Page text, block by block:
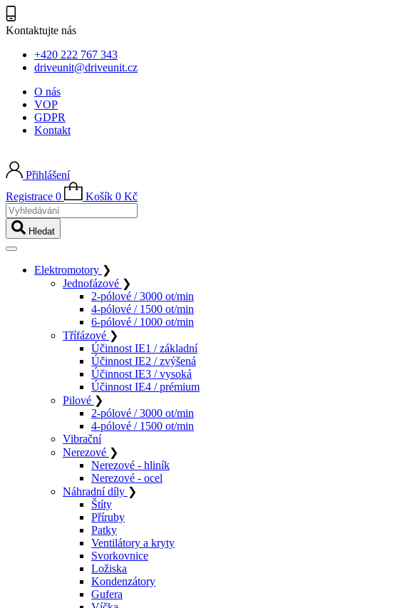
Kontaktujte nás
+420 222 767 343
driveunit@driveunit.cz
O nás
VOP
GDPR
Kontakt
Přihlášení
Registrace 0 Košík 0 Kč
Vyhledávání
Hledat
Elektromotory ❯
Jednofázové ❯
2-pólové / 3000 ot/min
4-pólové / 1500 ot/min
6-pólové / 1000 ot/min
Třífázové ❯
Účinnost IE1 / základní
Účinnost IE2 / zvýšená
Účinnost IE3 / vysoká
Účinnost IE4 / prémium
Pilové ❯
2-pólové / 3000 ot/min
4-pólové / 1500 ot/min
Vibrační
Nerezové ❯
Nerezové - hliník
Nerezové - ocel
Náhradní díly ❯
Štíty
Příruby
Patky
Ventilátory a kryty
Svorkovnice
Ložiska
Kondenzátory
Gufera